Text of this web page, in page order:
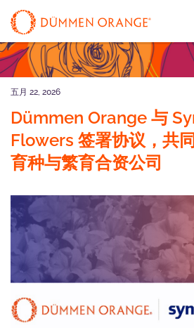
五月 22, 2026
Dümmen Orange 与
Flowers 签署协议，共
育种与繁育合资公司